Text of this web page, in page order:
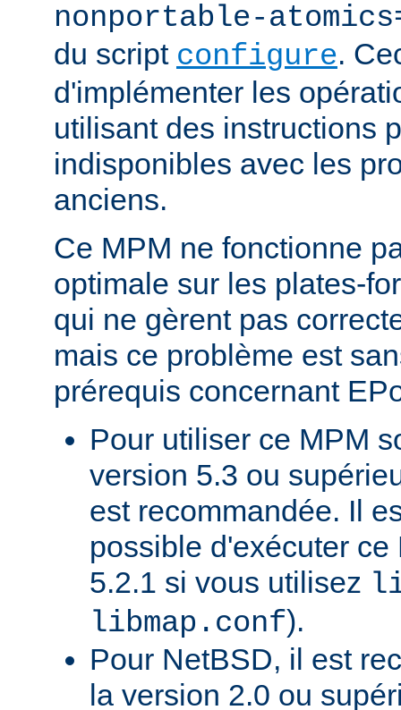
nonportable-
du script configure.
d'implémenter les
utilisant des instructions
indisponibles avec les
anciens.
Ce MPM ne fonctionne
optimale sur les plates-
qui ne gèrent pas
mais ce problème est
prérequis concernant
Pour utiliser ce MPM
version 5.3 ou
est recommandée. Il
possible d'exécuter
5.2.1 si vous utilisez
libmap.conf).
Pour NetBSD, il est
la version 2.0 ou